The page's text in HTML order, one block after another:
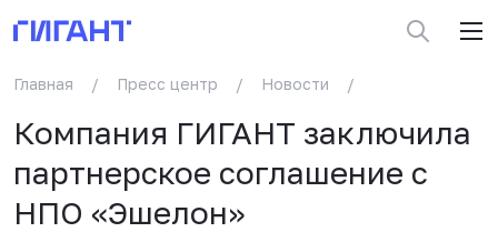
Главная / Пресс центр / Новости /
Компания ГИГАНТ заключила
партнерское соглашение с
НПО «Эшелон»